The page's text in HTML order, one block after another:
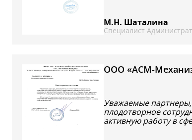
М.Н. Шаталина
Специалист
ООО «АСМ-
Уважаемые партнеры,
плодотворное
активную работу в